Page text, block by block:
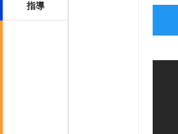
指導